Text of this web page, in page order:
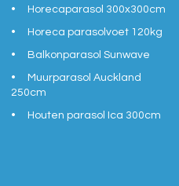
Horecaparasol 300x300cm
Horeca parasolvoet 120kg
Balkonparasol Sunwave
Muurparasol Auckland
250cm
Houten parasol Ica 300cm